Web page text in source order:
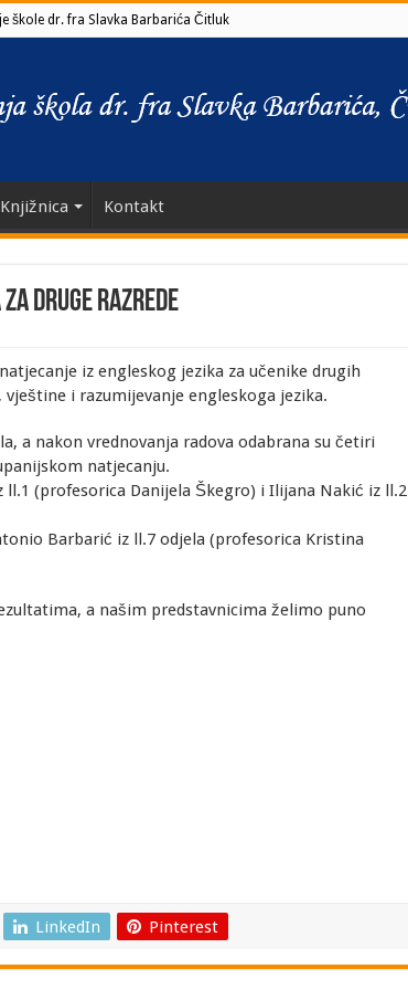
škole dr. fra Slavka Barbarića Čitluk
Kontakt
druge razrede
iz engleskog jezika za učenike drugih
i razumijevanje engleskoga jezika.
a nakon vrednovanja radova odabrana su četiri
natjecanju.
(profesorica Danijela Škegro) i Ilijana Nakić iz ll.2
Barbarić iz ll.7 odjela (profesorica Kristina
a našim predstavnicima želimo puno
LinkedIn Pinterest